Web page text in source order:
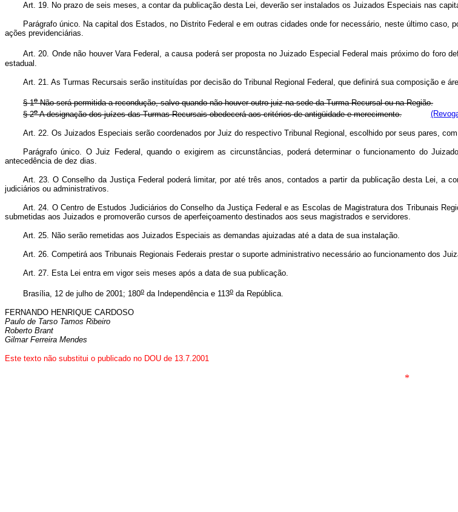
Art. 19. No prazo de seis meses, a contar da publicação desta Lei, deverão ser instalados os Juizados Especiais nas
Parágrafo único. Na capital dos Estados, no Distrito Federal e em outras cidades onde for necessário, neste último
ações previdenciárias.
Art. 20. Onde não houver Vara Federal, a causa poderá ser proposta no Juizado Especial Federal mais próximo do foro
estadual.
Art. 21. As Turmas Recursais serão instituídas por decisão do Tribunal Regional Federal, que definirá sua composição e
§ 1oNão será permitida a recondução, salvo quando não houver outro juiz na sede da Turma Recursal ou na Região.
§ 2oA designação dos juízes das Turmas Recursais obedecerá aos critérios de antigüidade e merecimento.
Art. 22. Os Juizados Especiais serão coordenados por Juiz do respectivo Tribunal Regional, escolhido por seus pares, com
Parágrafo único. O Juiz Federal, quando o exigirem as circunstâncias, poderá determinar o funcionamento do
antecedência de dez dias.
Art. 23. O Conselho da Justiça Federal poderá limitar, por até três anos, contados a partir da publicação desta Lei, a
judiciários ou administrativos.
Art. 24. O Centro de Estudos Judiciários do Conselho da Justiça Federal e as Escolas de Magistratura dos Tribunais
submetidas aos Juizados e promoverão cursos de aperfeiçoamento destinados aos seus magistrados e servidores.
Art. 25. Não serão remetidas aos Juizados Especiais as demandas ajuizadas até a data de sua instalação.
Art. 26. Competirá aos Tribunais Regionais Federais prestar o suporte administrativo necessário ao funcionamento dos
Art. 27. Esta Lei entra em vigor seis meses após a data de sua publicação.
Brasília, 12 de julho de 2001; 180o da Independência e 113o da República.
FERNANDO HENRIQUE CARDOSO
Paulo de Tarso Tamos Ribeiro
Roberto Brant
Gilmar Ferreira Mendes
Este texto não substitui o publicado no DOU de 13.7.2001
*